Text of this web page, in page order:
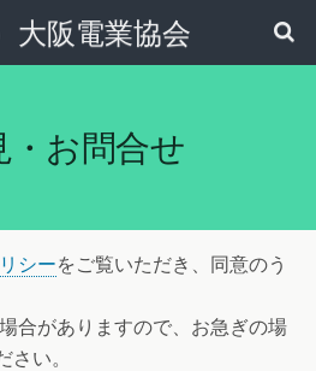
大阪電業協会
・お問合せ
シーをご覧いただき、同意のう
合がありますので、お急ぎの場
い。